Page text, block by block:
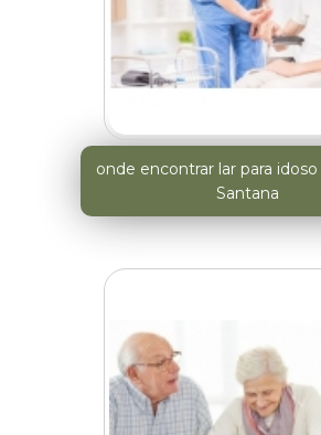
onde encontrar lar para
Santana